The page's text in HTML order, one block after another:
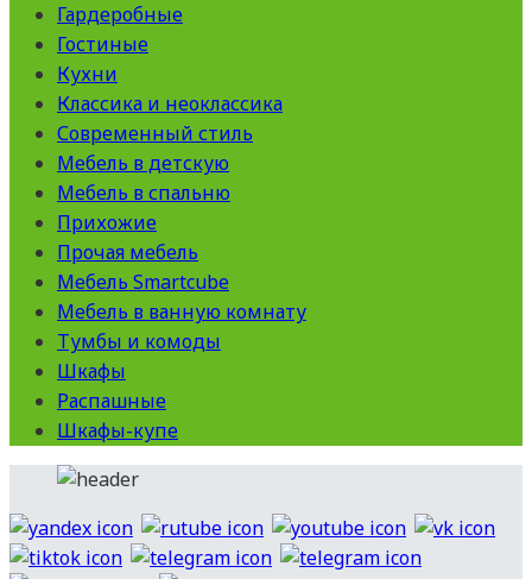
Гардеробные
Гостиные
Кухни
Классика и неоклассика
Современный стиль
Мебель в детскую
Мебель в спальню
Прихожие
Прочая мебель
Мебель Smartcube
Мебель в ванную комнату
Тумбы и комоды
Шкафы
Распашные
Шкафы-купе